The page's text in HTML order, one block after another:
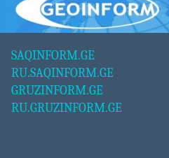
SAQINFORM.GE
RU.SAQINFORM.GE
GRUZINFORM.GE
RU.GRUZINFORM.GE